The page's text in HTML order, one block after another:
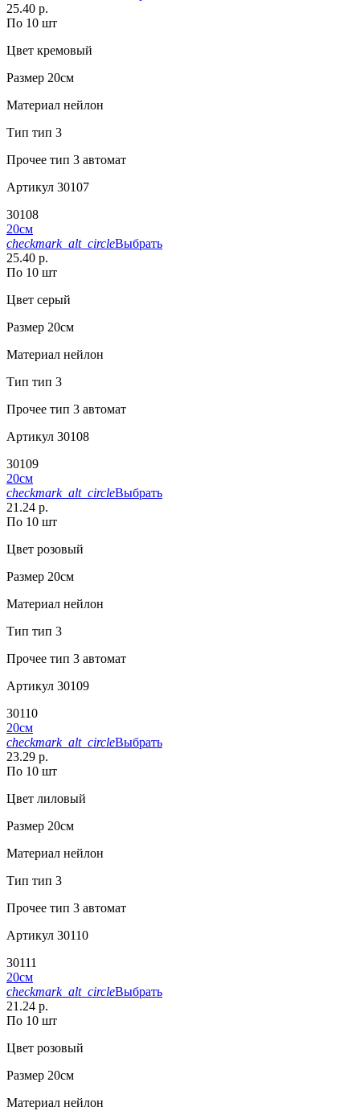
25.40 р.
По 10 шт
Цвет кремовый
Размер 20см
Материал нейлон
Тип тип 3
Прочее тип 3 автомат
Артикул 30107
30108
20см
checkmark_alt_circleВыбрать
25.40 р.
По 10 шт
Цвет серый
Размер 20см
Материал нейлон
Тип тип 3
Прочее тип 3 автомат
Артикул 30108
30109
20см
checkmark_alt_circleВыбрать
21.24 р.
По 10 шт
Цвет розовый
Размер 20см
Материал нейлон
Тип тип 3
Прочее тип 3 автомат
Артикул 30109
30110
20см
checkmark_alt_circleВыбрать
23.29 р.
По 10 шт
Цвет лиловый
Размер 20см
Материал нейлон
Тип тип 3
Прочее тип 3 автомат
Артикул 30110
30111
20см
checkmark_alt_circleВыбрать
21.24 р.
По 10 шт
Цвет розовый
Размер 20см
Материал нейлон